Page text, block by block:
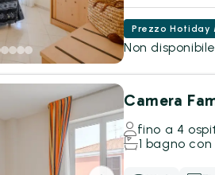
Prezzo Hotiday
Non disponibile
Camera
fino a 4
1 bagno